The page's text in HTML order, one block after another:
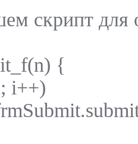
скрипт
{
i++)